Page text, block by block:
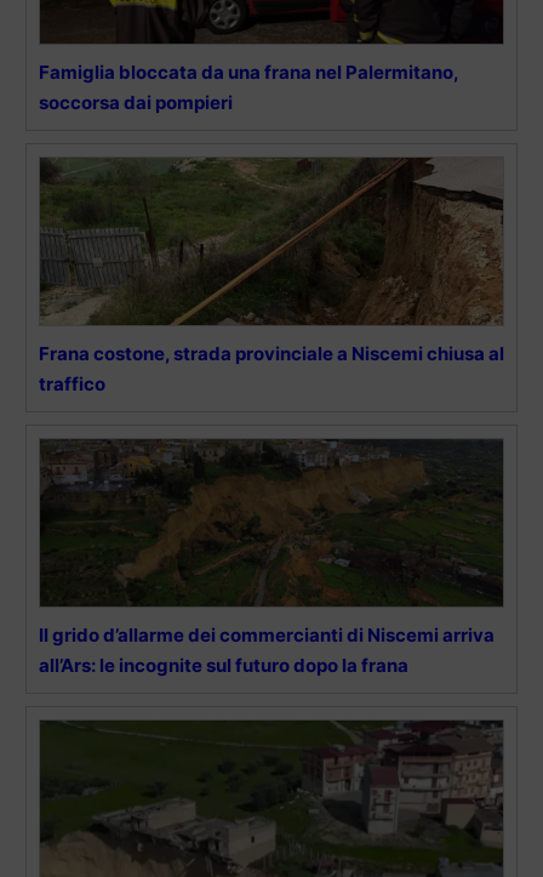
Famiglia bloccata da una frana nel Palermitano,
soccorsa dai pompieri
Frana costone, strada provinciale a Niscemi chiusa al
traffico
Il grido d’allarme dei commercianti di Niscemi arriva
all’Ars: le incognite sul futuro dopo la frana